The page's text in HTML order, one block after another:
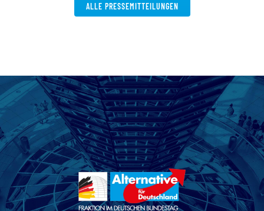
ALLE PRESSEMITTEILUNGEN